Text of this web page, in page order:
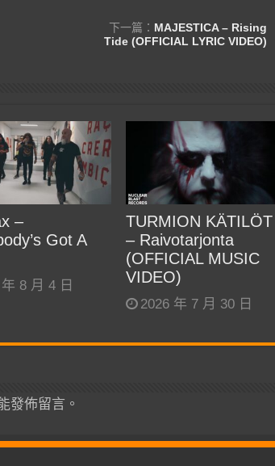
下一篇： MAJESTICA – Rising
Tide (OFFICIAL LYRIC VIDEO)
–
Got A
8 月 4 日
TURMION KÄTILÖT
– Raivotarjonta
(OFFICIAL MUSIC
VIDEO)
2026 年 7 月 30 日
發佈留言。